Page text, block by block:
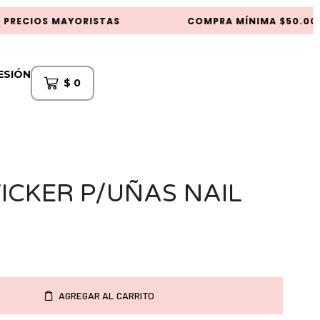
MAYORISTAS COMPRA MÍNIMA $50.000
$ 0
P/UÑAS NAIL
AGREGAR AL CARRITO